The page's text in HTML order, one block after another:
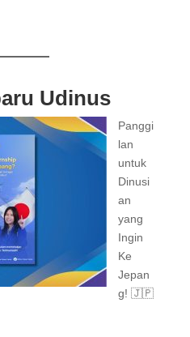
Udinus
Panggi
lan
untuk
Dinusi
an
yang
Ingin
Ke
Jepan
g! 🇯🇵